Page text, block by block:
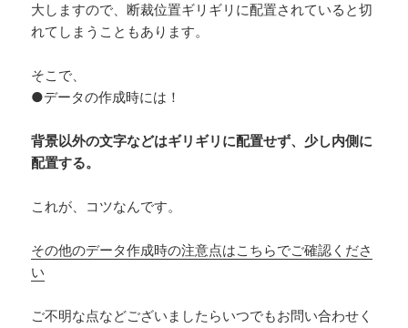
大しますので、断裁位置ギリギリに配置されていると切
れてしまうこともあります。
そこで、
●データの作成時には！
背景以外の文字などはギリギリに配置せず、少し内側に
配置する。
これが、コツなんです。
その他のデータ作成時の注意点はこちらでご確認くださ
い
ご不明な点などございましたらいつでもお問い合わせく